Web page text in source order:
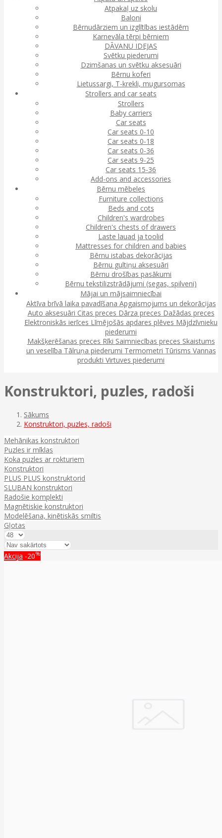
Atpakaļ uz skolu
Baloni
Bērnudārziem un izglītības iestādēm
Karnevāla tērpi bērniem
DĀVANU IDEJAS
Svētku piederumi
Dzimšanas un svētku aksesuāri
Bērnu koferi
Lietussargi, T-krekli, mugursomas
Strollers and car seats
Strollers
Baby carriers
Car seats
Car seats 0-10
Car seats 0-18
Car seats 0-36
Car seats 9-25
Car seats 15-36
Add-ons and accessories
Bērnu mēbeles
Furniture collections
Beds and cots
Children's wardrobes
Children's chests of drawers
Laste lauad ja toolid
Mattresses for children and babies
Bērnu istabas dekorācijas
Bērnu gultiņu aksesuāri
Bērnu drošības pasākumi
Bērnu tekstilizstrādājumi (segas, spilveni)
Mājai un mājsaimniecībai
Aktīva brīvā laika pavadīšana Apgaismojums un dekorācijas
Auto aksesuāri Citas preces Dārza preces Dažādas preces
Elektroniskās ierīces Līmējošās apdares plēves Mājdzīvnieku
piederumi
Makšķerēšanas preces Rīki Saimniecības preces Skaistums
un veselība Tālruņa piederumi Termometri Tūrisms Vannas
produkti Virtuves piederumi
Konstruktori, puzles, radoši
Sākums
Konstruktori, puzles, radoši
Mehānikas konstruktori
Puzles ir mīklas
Koka puzles ar rokturiem
Konstruktori
PLUS PLUS konstruktorid
SLUBAN konstruktori
Radošie komplekti
Magnētiskie konstruktori
Modelēšana, kinētiskās smiltis
Gļotas
Akcija -20%